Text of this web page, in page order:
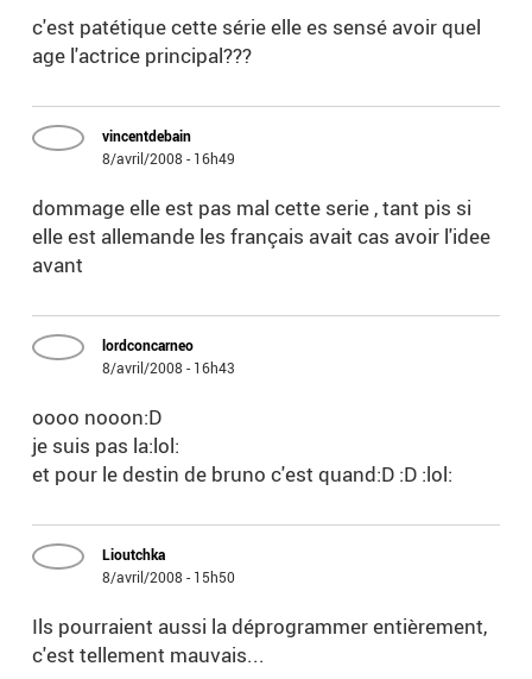
c'est patétique cette série elle es sensé avoir quel
age l'actrice principal???
vincentdebain
8/avril/2008 - 16h49
dommage elle est pas mal cette serie , tant pis si
elle est allemande les français avait cas avoir l'idee
avant
lordconcarneo
8/avril/2008 - 16h43
oooo nooon:D
je suis pas la:lol:
et pour le destin de bruno c'est quand:D :D :lol:
Lioutchka
8/avril/2008 - 15h50
Ils pourraient aussi la déprogrammer entièrement,
c'est tellement mauvais...